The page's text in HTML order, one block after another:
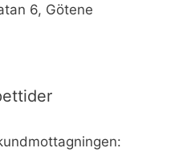
6, Götene